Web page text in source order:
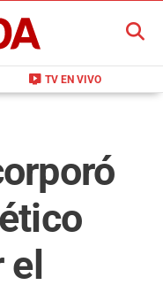
live_tv TV EN VIVO
BUSCAR
el